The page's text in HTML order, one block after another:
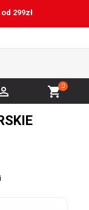
299zł
shopping_cart0